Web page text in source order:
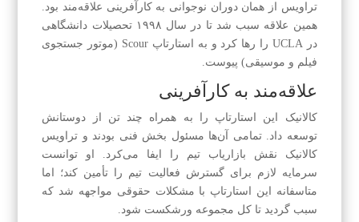
تراویس از همان دوران نوجوانی به کارآفرینی علاقه‌مند بود.
همین علاقه سبب شد تا در سال ۱۹۹۸ تحصیلات دانشگاهی
در UCLA را رها کرد و به استارتاپ Scour (موتور جستجوی
فیلم و موسیقی) پیوست.
علاقه‌مند به کارآفرینی
کالانیک این استارتاپ را به همراه چند تن از دوستانش
توسعه داد. تمامی آن‌ها مسئول بخش فنی بودند و تراویس
کالانیک نقش بازاریاب تیم را ایفا می‌کرد. او توانست
سرمایه لازم برای گسترش فعالیت تیم را تأمین کند؛ اما
متاسفانه این استارتاپ با مشکلات حقوقی مواجهه شد که
سبب گردید تا کل مجموعه ورشکست شود.